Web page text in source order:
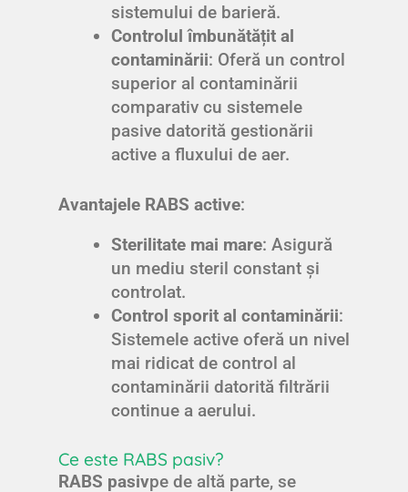
sistemului de barieră.
Controlul îmbunătățit al
contaminării: Oferă un control
superior al contaminării
comparativ cu sistemele
pasive datorită gestionării
active a fluxului de aer.
Avantajele RABS active:
Sterilitate mai mare: Asigură
un mediu steril constant și
controlat.
Control sporit al contaminării:
Sistemele active oferă un nivel
mai ridicat de control al
contaminării datorită filtrării
continue a aerului.
Ce este RABS pasiv?
RABS pasivpe de altă parte, se